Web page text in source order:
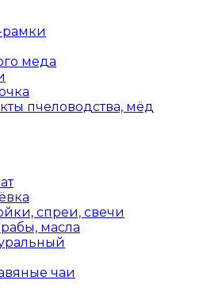
меда
пчеловодства, мёд
спреи, свечи
масла
чаи